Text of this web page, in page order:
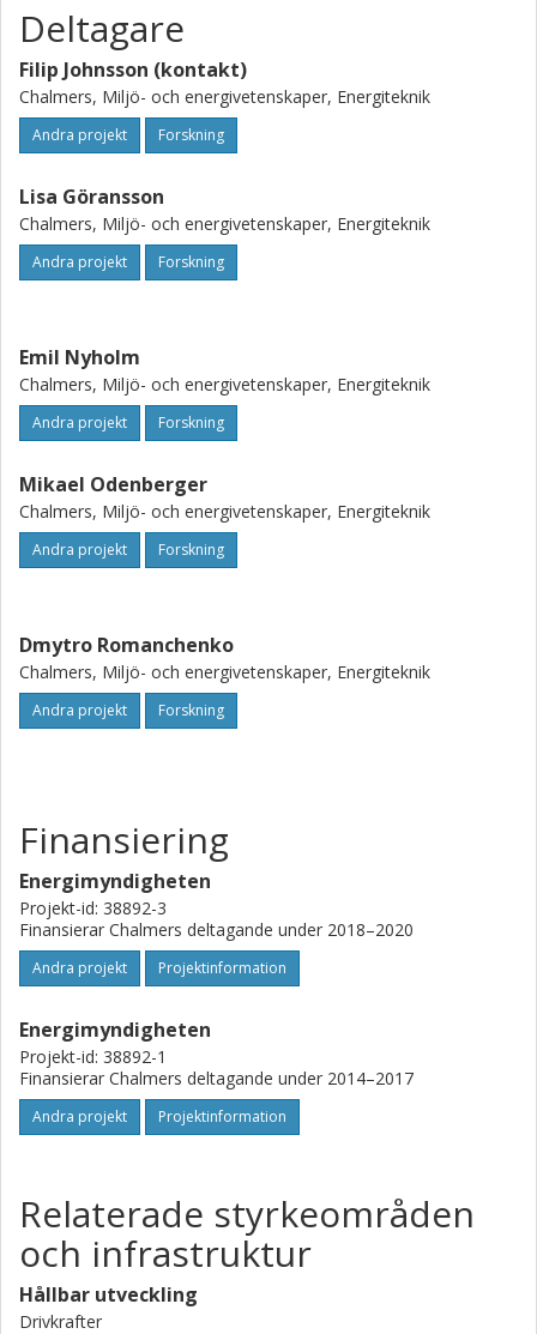
Deltagare
Filip Johnsson (kontakt)
Chalmers, Miljö- och energivetenskaper, Energiteknik
Andra projekt Forskning
Lisa Göransson
Chalmers, Miljö- och energivetenskaper, Energiteknik
Andra projekt Forskning
Emil Nyholm
Chalmers, Miljö- och energivetenskaper, Energiteknik
Andra projekt Forskning
Mikael Odenberger
Chalmers, Miljö- och energivetenskaper, Energiteknik
Andra projekt Forskning
Dmytro Romanchenko
Chalmers, Miljö- och energivetenskaper, Energiteknik
Andra projekt Forskning
Finansiering
Energimyndigheten
Projekt-id: 38892-3
Finansierar Chalmers deltagande under 2018–2020
Andra projekt Projektinformation
Energimyndigheten
Projekt-id: 38892-1
Finansierar Chalmers deltagande under 2014–2017
Andra projekt Projektinformation
Relaterade styrkeområden
och infrastruktur
Hållbar utveckling
Drivkrafter